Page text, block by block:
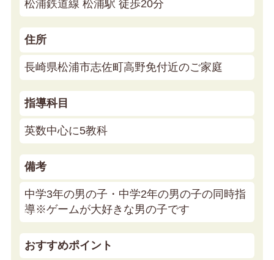
松浦鉄道線 松浦駅 徒歩20分
住所
長崎県松浦市志佐町高野免付近のご家庭
指導科目
英数中心に5教科
備考
中学3年の男の子・中学2年の男の子の同時指
導※ゲームが大好きな男の子です
おすすめポイント